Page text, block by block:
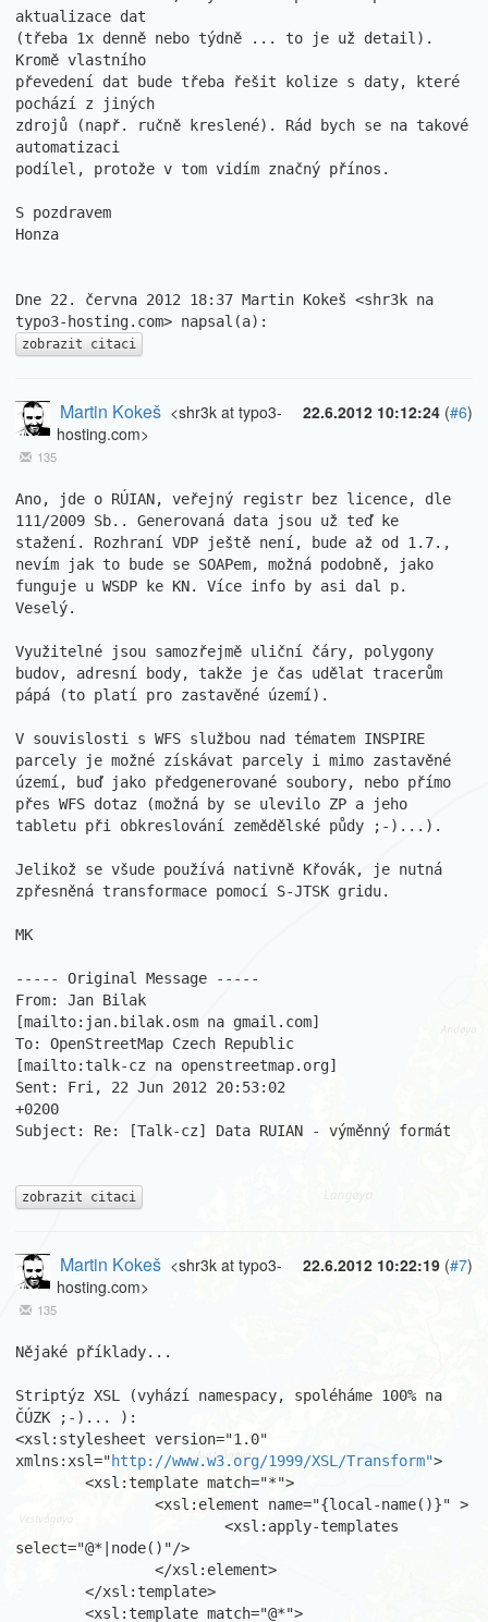
aktualizace dat
(třeba 1x denně nebo týdně ... to je už detail).
Kromě vlastního
převedení dat bude třeba řešit kolize s daty, které
pochází z jiných
zdrojů (např. ručně kreslené). Rád bych se na takové
automatizaci
podílel, protože v tom vidím značný přínos.
S pozdravem
Honza
Dne 22. června 2012 18:37 Martin Kokeš <shr3k na
zobrazit citaci
22.6.2012 10:12:24 (#6)
Martin Kokeš <shr3k at typo3-
hosting.com>
135
Ano, jde o RÚIAN, veřejný registr bez licence, dle
111/2009 Sb.. Generovaná data jsou už teď ke
stažení. Rozhraní VDP ještě není, bude až od 1.7.,
nevím jak to bude se SOAPem, možná podobně, jako
funguje u WSDP ke KN. Více info by asi dal p.
Veselý.
Využitelné jsou samozřejmě uliční čáry, polygony
budov, adresní body, takže je čas udělat tracerům
pápá (to platí pro zastavěné území).
V souvislosti s WFS službou nad tématem INSPIRE
parcely je možné získávat parcely i mimo zastavěné
území, buď jako předgenerované soubory, nebo přímo
přes WFS dotaz (možná by se ulevilo ZP a jeho
tabletu při obkreslování zemědělské půdy ;-)...).
Jelikož se všude používá nativně Křovák, je nutná
zpřesněná transformace pomocí S-JTSK gridu.
MK
----- Original Message -----
From: Jan Bilak
[mailto:jan.bilak.osm na gmail.com]
To: OpenStreetMap Czech Republic
[mailto:talk-cz na openstreetmap.org]
Sent: Fri, 22 Jun 2012 20:53:02
+0200
Subject: Re: [Talk-cz] Data RUIAN - výměnný formát
zobrazit citaci
22.6.2012 10:22:19 (#7)
Martin Kokeš <shr3k at typo3-
hosting.com>
135
Nějaké příklady...
Striptýz XSL (vyhází namespacy, spoléháme 100% na
ČÚZK ;-)... ):
<xsl:stylesheet version="1.0"
xmlns:xsl="http://www.w3.org/1999/XSL/Transform">
select="@*|node()"/>